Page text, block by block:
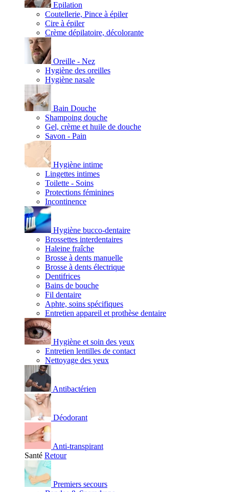
Epilation
Coutellerie, Pince à épiler
Cire à épiler
Crème dépilatoire, décolorante
Oreille - Nez
Hygiène des oreilles
Hygiène nasale
Bain Douche
Shampoing douche
Gel, crème et huile de douche
Savon - Pain
Hygiène intime
Lingettes intimes
Toilette - Soins
Protections féminines
Incontinence
Hygiène bucco-dentaire
Brossettes interdentaires
Haleine fraîche
Brosse à dents manuelle
Brosse à dents électrique
Dentifrices
Bains de bouche
Fil dentaire
Aphte, soins spécifiques
Entretien appareil et prothèse dentaire
Hygiène et soin des yeux
Entretien lentilles de contact
Nettoyage des yeux
Antibactérien
Déodorant
Anti-transpirant
Santé Retour
Premiers secours